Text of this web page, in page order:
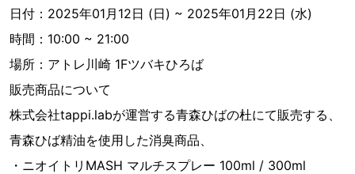
日付：2025年01月12日 (日) ~ 2025年01月22日 (水)
時間：10:00 ~ 21:00
場所：アトレ川崎 1Fツバキひろば
販売商品について
株式会社tappi.labが運営する青森ひばの杜にて販売する、
青森ひば精油を使用した消臭商品、
・ニオイトリMASH マルチスプレー 100ml / 300ml